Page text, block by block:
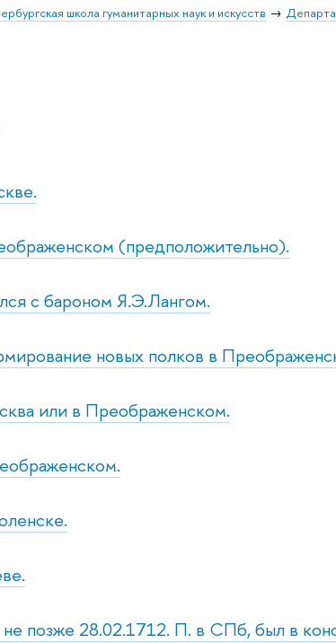
школа гуманитарных наук и искусств
(предположительно).
с бароном Я.Э.Лангом.
новых полков в
или в Преображенском.
позже 28.02.1712. П. в СПб, был в